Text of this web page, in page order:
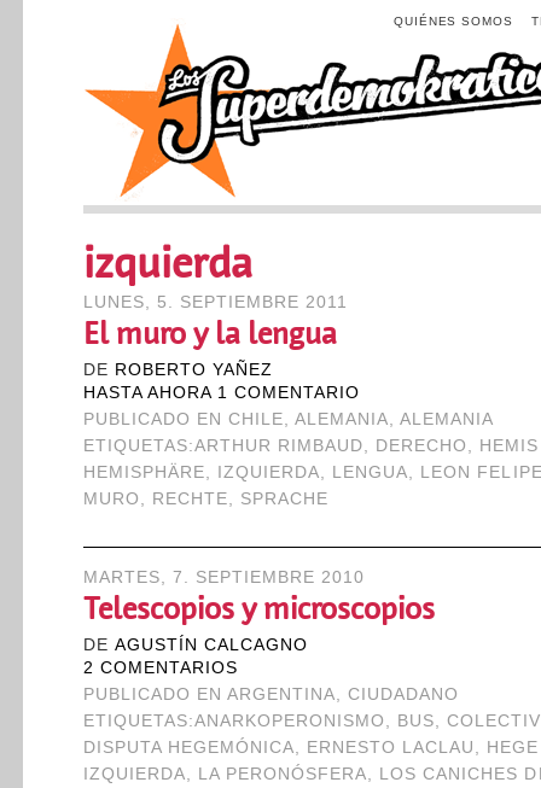
QUIÉNES SOMOS
izquierda
LUNES, 5. SEPTIEMBRE 2011
El muro y la lengua
DE ROBERTO YAÑEZ
HASTA AHORA 1 COMENTARIO
PUBLICADO EN CHILE, ALEMANIA,ALEMANIA
ETIQUETAS:ARTHUR RIMBAUD, DERECHO ,
HEMISPHÄRE, IZQUIERDA, LENGUA, LEON
MURO , RECHTE, SPRACHE
MARTES, 7. SEPTIEMBRE 2010
Telescopios y microscopios
DE AGUSTÍN CALCAGNO
2 COMENTARIOS
PUBLICADO EN ARGENTINA,CIUDADANO
ETIQUETAS:ANARKOPERONISMO , BUS,
DISPUTA HEGEMÓNICA, ERNESTO LACLAU ,
IZQUIERDA, LA PERONÓSFERA, LOS CANICHES